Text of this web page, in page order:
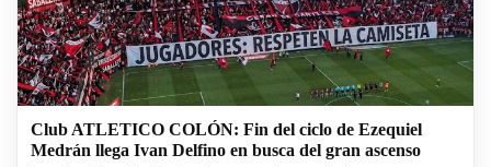
Club ATLETICO COLÓN: Fin del ciclo de Ezequiel
Medrán llega Ivan Delfino en busca del gran ascenso